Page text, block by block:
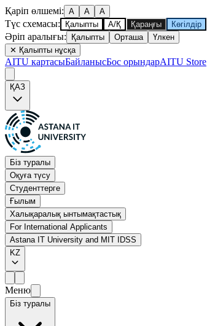
Қаріп өлшемі: A A A
Түс схемасы: Қалыпты А/Қ Қараңғы Көгілдір
Әріп аралығы: Қалыпты Орташа
Үлкен
✕ Қалыпты нұсқа
AITU картасыБайланысБос орындарAITU Store
ҚАЗ
Біз туралы
Оқуға түсу
Студенттерге
Ғылым
Халықаралық ынтымақтастық
For International Applicants
Astana IT University and MIT IDSS
KZ
Меню
Біз туралы